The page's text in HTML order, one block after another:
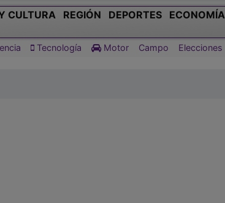
CULTURA REGIÓN DEPORTES ECONOMÍA
Tecnología Motor Campo Elecciones